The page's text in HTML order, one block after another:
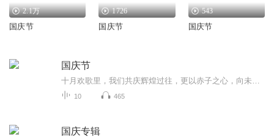
2.1万
国庆节
1726
国庆节
543
国庆节
国庆节
10 465
国庆专辑